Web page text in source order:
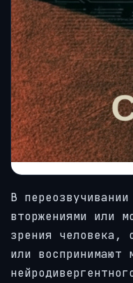
В
вторжениями или
зрения человека,
или